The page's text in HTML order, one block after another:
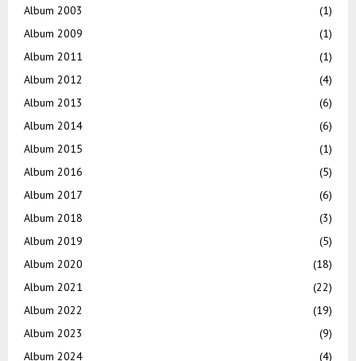
Album 2003
(1)
Album 2009
(1)
Album 2011
(1)
Album 2012
(4)
Album 2013
(6)
Album 2014
(6)
Album 2015
(1)
Album 2016
(5)
Album 2017
(6)
Album 2018
(3)
Album 2019
(5)
Album 2020
(18)
Album 2021
(22)
Album 2022
(19)
Album 2023
(9)
Album 2024
(4)